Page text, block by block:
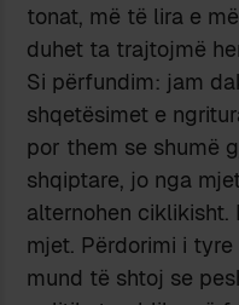
tonat, më të lira e
duhet ta trajtojmë
Si përfundim: jam
shqetësimet e
por them se shumë
shqiptare, jo nga
alternohen ciklikisht.
mjet. Përdorimi i
mund të shtoj se